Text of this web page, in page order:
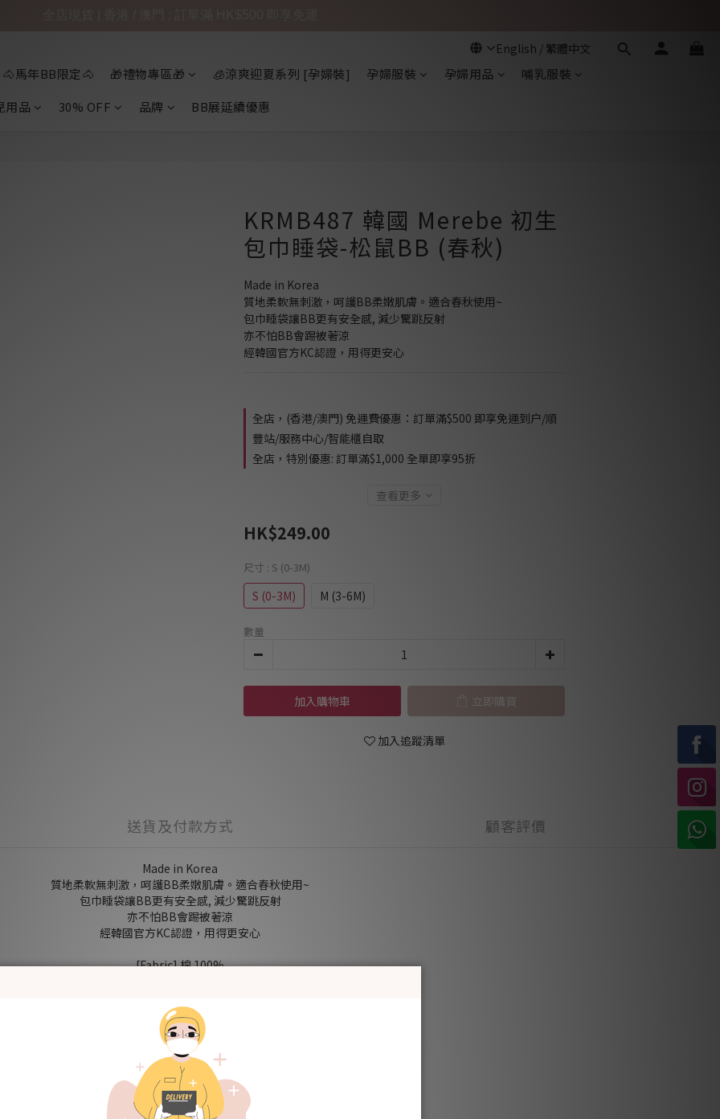
🐴馬年BB限定🐴 🎁禮物專區🎁 🧊涼爽迎夏系列 [孕婦裝] 孕婦服裝 孕婦用品
哺乳服裝
用品
30% OFF 品牌 BB展延續優惠
KRMB487 韓國 Merebe 初生
包巾睡袋-松鼠BB (春秋)
Made in Korea
質地柔軟無刺激，呵護BB柔嫩肌膚。適合春秋使用~
包巾睡袋讓BB更有安全感, 減少驚跳反射
亦不怕BB會踢被著涼
經韓國官方KC認證，用得更安心
全店，(香港/澳門) 免運費優惠：訂單滿$500 即享免運到户/順
豐站/服務中心/智能櫃自取
全店，特別優惠: 訂單滿$1,000 全單即享95折
查看更多
HK$249.00
尺寸 : S (0-3M)
S (0-3M) M (3-6M)
數量
加入購物車 立即購買
加入追蹤清單
送貨及付款方式 顧客評價
Made in Korea
質地柔軟無刺激，呵護BB柔嫩肌膚。適合春秋使用~
包巾睡袋讓BB更有安全感, 減少驚跳反射
亦不怕BB會踢被著涼
經韓國官方KC認證，用得更安心
[Fabric] 棉 100%
[Size (in cm)] S (0-3m) / M (3-6m)
＊包含：包巾睡袋x1
洗滌建議
- 使用前請先清洗乾淨
- 使用冷水或微暖的水作清洗，避免熱水
- 建議使用嬰幼兒衣物專用清潔劑，避免柔順劑,含氯及螢光劑的清潔劑